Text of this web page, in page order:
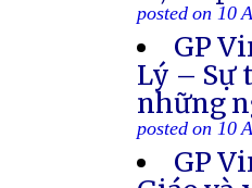
posted on 10
GP
Lý – Sự
những
posted on 10
GP